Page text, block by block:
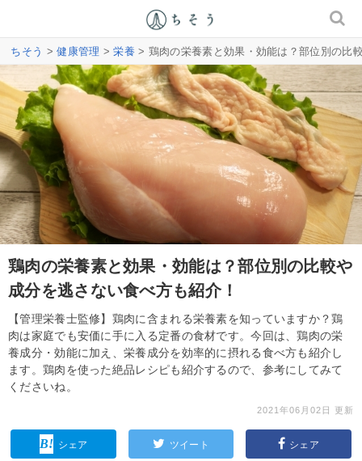
ちそう >健康管理 >栄養 > 鶏肉の栄養素と効果・効能は？部位別の比
鶏肉の栄養素と効果・効能は？部位別の比較や
成分を逃さない食べ方も紹介！
【管理栄養士監修】鶏肉に含まれる栄養素を知っていますか？鶏
肉は家庭でも安価に手に入る定番の食材です。今回は、鶏肉の栄
養成分・効能に加え、栄養成分を効率的に摂れる食べ方も紹介し
ます。鶏肉を使った絶品レシピも紹介するので、参考にしてみて
くださいね。
2021年06月02日 更新
シェア ツイート シェア